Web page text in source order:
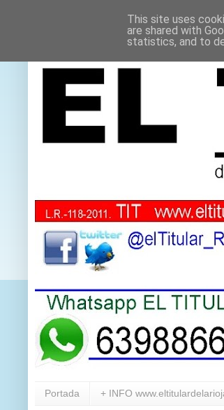
Portada + INFO
This site uses
are shared with
statistics, and to